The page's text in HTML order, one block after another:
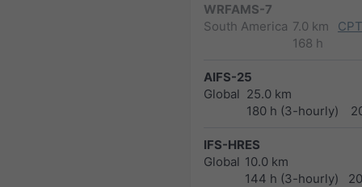
WRFAMS-7
South America 7.0 km
168 h
AIFS-25
Global 25.0 km
180 h (3-hourly)
IFS-HRES
Global 10.0 km
144 h (3-hourly)